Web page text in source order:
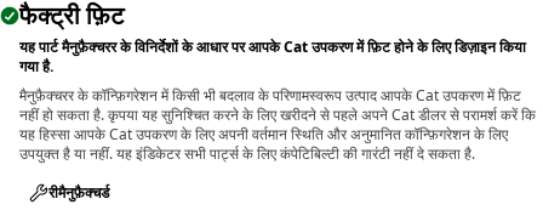
The Pin Driver is used during maintenance and
disassembly tasks where pins and bolts need to be
removed, and allows controlled force application to drive
out pins and bolts without affecting nearby components.
फैक्ट्री फ़िट
यह पार्ट मैनुफ़ैक्चरर के विनिर्देशों के आधार पर आपके Cat उपकरण में फ़िट होने के लिए डिज़ाइन किया
गया है.
मैनुफ़ैक्चरर के कॉन्फ़िगरेशन में किसी भी बदलाव के परिणामस्वरूप उत्पाद आपके Cat उपकरण में फ़िट
नहीं हो सकता है. कृपया यह सुनिश्चित करने के लिए खरीदने से पहले अपने Cat डीलर से परामर्श करें कि
यह हिस्सा आपके Cat उपकरण के लिए अपनी वर्तमान स्थिति और अनुमानित कॉन्फ़िगरेशन के लिए
उपयुक्त है या नहीं. यह इंडिकेटर सभी पार्ट्स के लिए कंपेटिबिल्टी की गारंटी नहीं दे सकता है.
रीमैनुफ़ैक्चर्ड